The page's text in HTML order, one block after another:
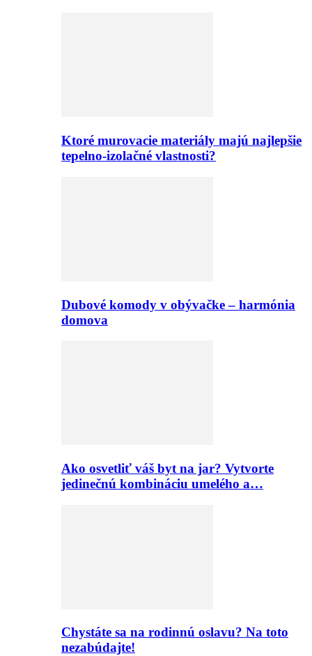
Ktoré murovacie materiály majú najlepšie
tepelno-izolačné vlastnosti?
Dubové komody v obývačke – harmónia
domova
Ako osvetliť váš byt na jar? Vytvorte
jedinečnú kombináciu umelého a…
Chystáte sa na rodinnú oslavu? Na toto
nezabúdajte!